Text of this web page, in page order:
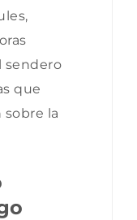
sendero
que
la